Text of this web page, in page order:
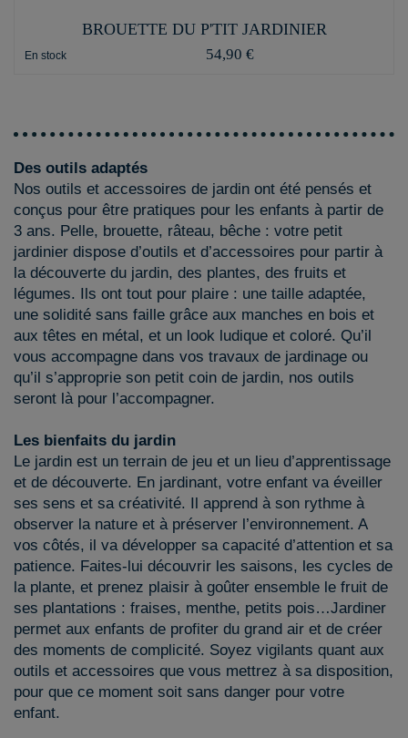
BROUETTE DU P'TIT JARDINIER
En stock 54,90 €
Des outils adaptés
Nos outils et accessoires de jardin ont été pensés et
conçus pour être pratiques pour les enfants à partir de
3 ans. Pelle, brouette, râteau, bêche : votre petit
jardinier dispose d’outils et d’accessoires pour partir à
la découverte du jardin, des plantes, des fruits et
légumes. Ils ont tout pour plaire : une taille adaptée,
une solidité sans faille grâce aux manches en bois et
aux têtes en métal, et un look ludique et coloré. Qu’il
vous accompagne dans vos travaux de jardinage ou
qu’il s’approprie son petit coin de jardin, nos outils
seront là pour l’accompagner.
Les bienfaits du jardin
Le jardin est un terrain de jeu et un lieu d’apprentissage
et de découverte. En jardinant, votre enfant va éveiller
ses sens et sa créativité. Il apprend à son rythme à
observer la nature et à préserver l’environnement. A
vos côtés, il va développer sa capacité d’attention et sa
patience. Faites-lui découvrir les saisons, les cycles de
la plante, et prenez plaisir à goûter ensemble le fruit de
ses plantations : fraises, menthe, petits pois…Jardiner
permet aux enfants de profiter du grand air et de créer
des moments de complicité. Soyez vigilants quant aux
outils et accessoires que vous mettrez à sa disposition,
pour que ce moment soit sans danger pour votre
enfant.